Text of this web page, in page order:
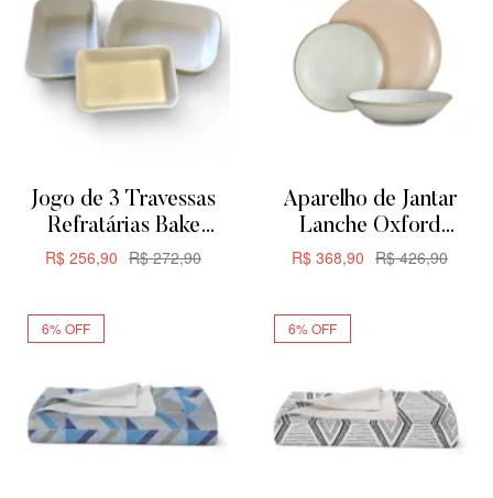
Jogo de 3 Travessas
Refratárias Bake
Oxford Para Servir ou
R$272,90
R$ 256,90
Aparelho de Jantar
Lanche Oxford
Aquarela Flat 12 Peças
R$426,90
R$ 368,90
6% OFF 6% OFF